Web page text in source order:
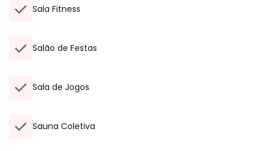
Sala Fitness
Salão de Festas
Sala de Jogos
Sauna Coletiva